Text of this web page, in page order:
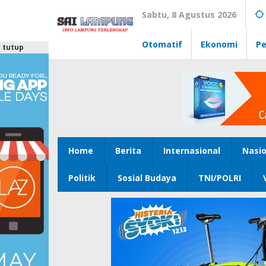
Sabtu, 8 Agustus 2026
Otomatif Ekonomi
Home Berita Internasional
Politik Sosial Budaya TNI/POLRI
tutup